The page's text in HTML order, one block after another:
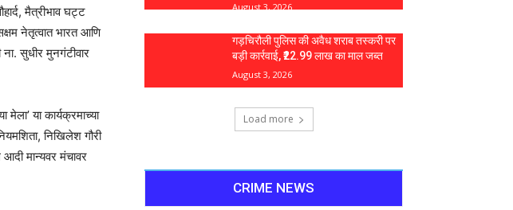
मैत्रीभाव घट्ट
नेतृत्वात भारत आणि
सुधीर मुनगंटीवार
या कार्यक्रमाच्या
निखिलेश गौरी
मान्यवर मंचावर
August 3, 2026
गड़चिरौली पुलिस की अवैध शराब तस्करी पर
बड़ी कार्रवाई, ₹22.99 लाख का माल जब्त
August 3, 2026
Load more
CRIME NEWS